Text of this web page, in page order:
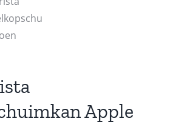
Apple